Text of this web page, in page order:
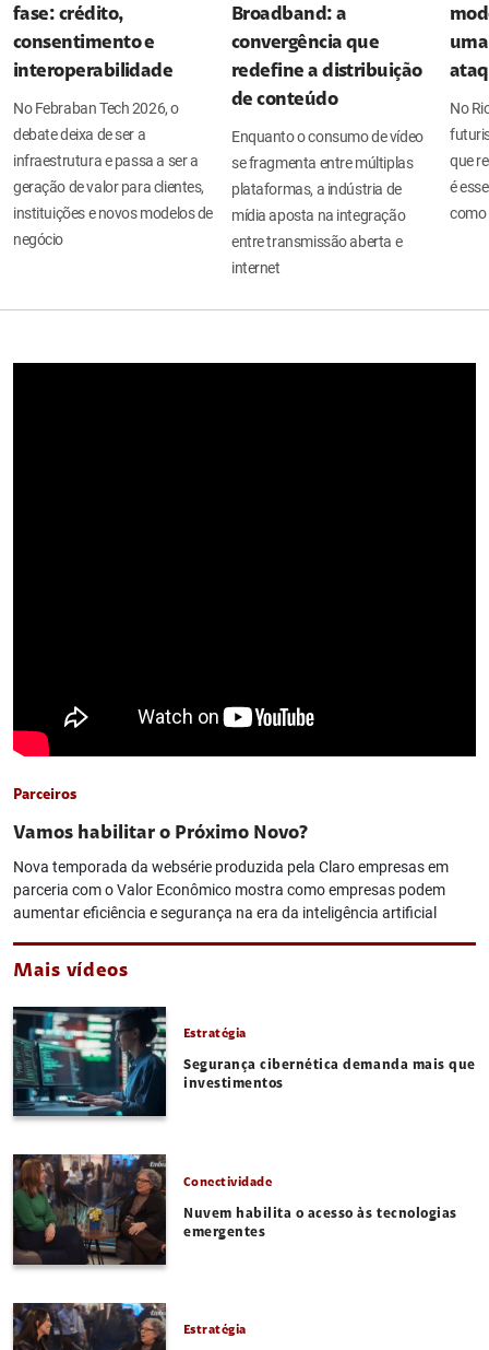
fase: crédito,
consentimento e
interoperabilidade
No Febraban Tech 2026, o
debate deixa de ser a
infraestrutura e passa a ser a
geração de valor para clientes,
instituições e novos modelos de
negócio
Broadband: a
convergência que
redefine a distribuição
de conteúdo
Enquanto o consumo de vídeo
se fragmenta entre múltiplas
plataformas, a indústria de
mídia aposta na integração
entre transmissão aberta e
internet
No
que
é
como
Parceiros
Vamos habilitar o Próximo Novo?
Nova temporada da websérie produzida pela Claro empresas em
parceria com o Valor Econômico mostra como empresas podem
aumentar eficiência e segurança na era da inteligência artificial
Mais vídeos
Estratégia
Segurança cibernética demanda mais que
investimentos
Conectividade
Nuvem habilita o acesso às tecnologias
emergentes
Estratégia